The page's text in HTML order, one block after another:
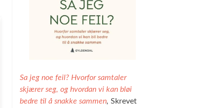
Sa jeg noe feil? Hvorfor samtaler
skjærer seg, og hvordan vi kan bløi
bedre til å snakke sammen, Skrevet